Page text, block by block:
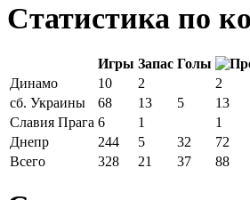
Статистика по
Игры Запас Голы
Динамо
10 2 2
сб. Украины
68 13 5
13
Славия Прага 6 1
1
Днепр
244 5 32 72
Всего
328 21 37 88